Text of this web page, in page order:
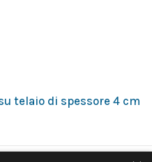
telaio di spessore 4 cm